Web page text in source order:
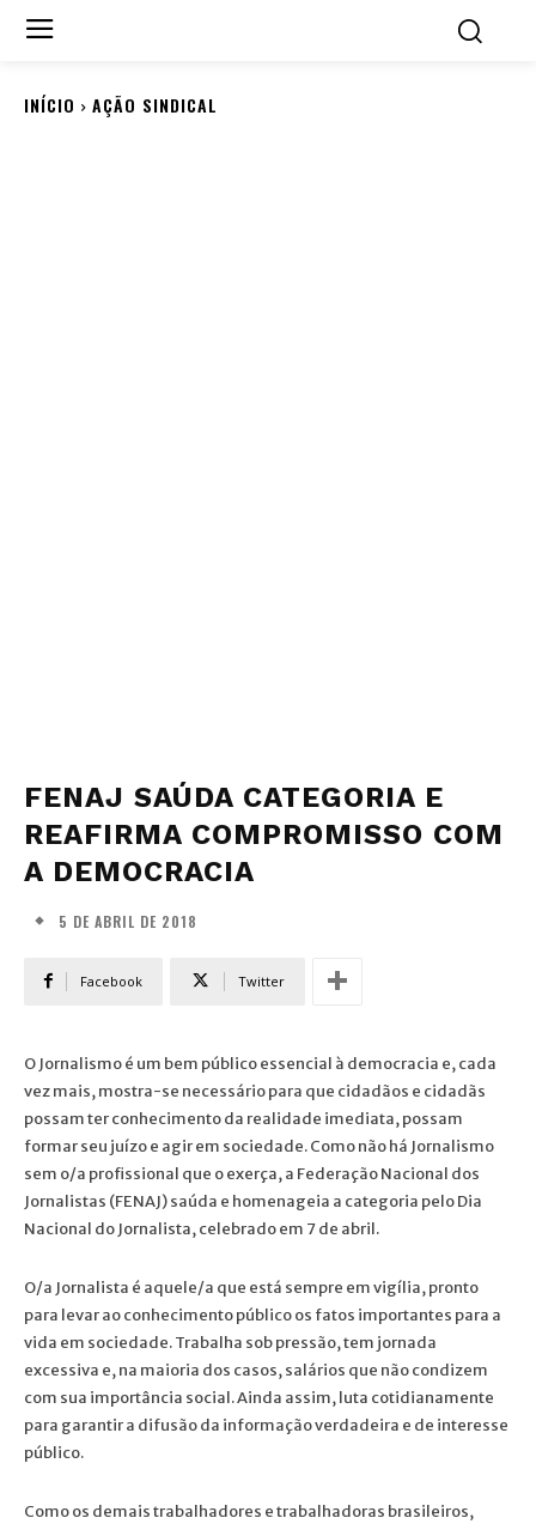
INÍCIO AÇÃO SINDICAL
FENAJ SAÚDA CATEGORIA E
REAFIRMA COMPROMISSO COM
A DEMOCRACIA
5 DE ABRIL DE 2018
Facebook Twitter
O Jornalismo é um bem público essencial à democracia e, cada
vez mais, mostra-se necessário para que cidadãos e cidadãs
possam ter conhecimento da realidade imediata, possam
formar seu juízo e agir em sociedade. Como não há Jornalismo
sem o/a profissional que o exerça, a Federação Nacional dos
Jornalistas (FENAJ) saúda e homenageia a categoria pelo Dia
Nacional do Jornalista, celebrado em 7 de abril.
O/a Jornalista é aquele/a que está sempre em vigília, pronto
para levar ao conhecimento público os fatos importantes para a
vida em sociedade. Trabalha sob pressão, tem jornada
excessiva e, na maioria dos casos, salários que não condizem
com sua importância social. Ainda assim, luta cotidianamente
para garantir a difusão da informação verdadeira e de interesse
público.
Como os demais trabalhadores e trabalhadoras brasileiros,